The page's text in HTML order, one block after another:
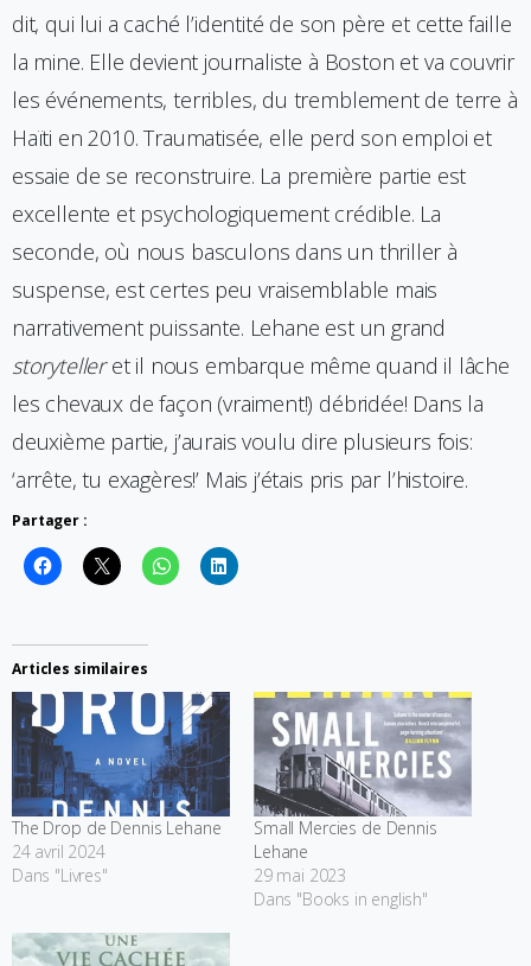
dit, qui lui a caché l’identité de son père et cette faille
la mine. Elle devient journaliste à Boston et va couvrir
les événements, terribles, du tremblement de terre à
Haïti en 2010. Traumatisée, elle perd son emploi et
essaie de se reconstruire. La première partie est
excellente et psychologiquement crédible. La
seconde, où nous basculons dans un thriller à
suspense, est certes peu vraisemblable mais
narrativement puissante. Lehane est un grand
storytelleret il nous embarque même quand il lâche
les chevaux de façon (vraiment!) débridée! Dans la
deuxième partie, j’aurais voulu dire plusieurs fois:
‘arrête, tu exagères!’ Mais j’étais pris par l’histoire.
Partager :
Articles similaires
The Drop de Dennis Lehane
24 avril 2024
Dans "Livres"
Small Mercies de Dennis
Lehane
29 mai 2023
Dans "Books in english"